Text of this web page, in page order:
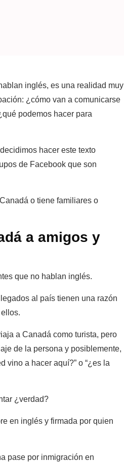
inglés, es una realidad muy
¿cómo van a comunicarse
podemos hacer para
hacer este texto
de Facebook que son
o tiene familiares o
a amigos y
que no hablan inglés.
al país tienen una razón
a Canadá como turista, pero
de la persona y posiblemente,
vino a hacer aquí?” o “¿es la
¿verdad?
en inglés y firmada por quien
pase por inmigración en